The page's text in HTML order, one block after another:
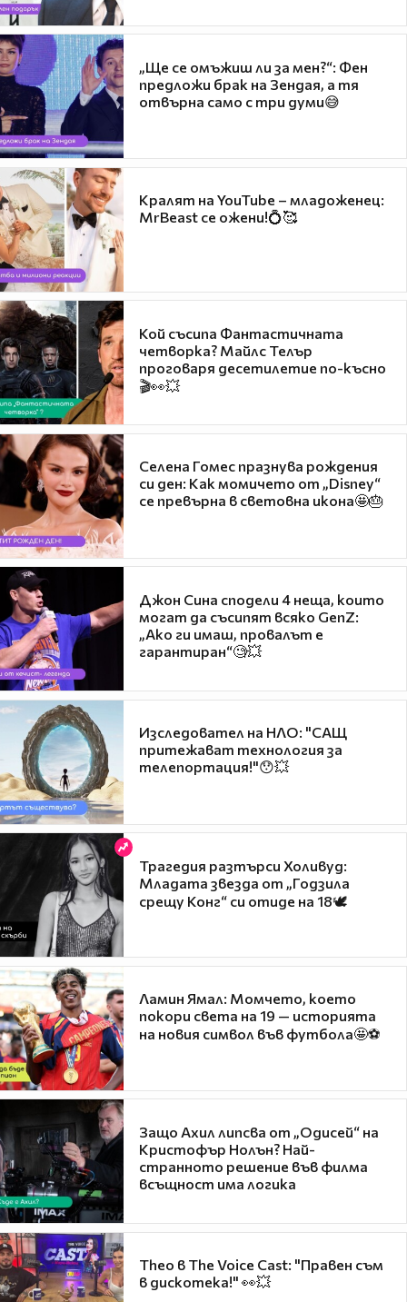
„Ще се омъжиш ли за мен?“: Фен
предложи брак на Зендая, а тя
отвърна само с три думи😅
Кралят на YouTube – младоженец:
MrBeast се ожени!💍🥰
Кой съсипа Фантастичната
четворка? Майлс Телър
проговаря десетилетие по-късно
🎬👀💥
Селена Гомес празнува рождения
си ден: Как момичето от „Disney“
се превърна в световна икона🤩🎂
Джон Сина сподели 4 неща, които
могат да съсипят всяко GenZ:
„Ако ги имаш, провалът е
гарантиран“🧐💥
Изследовател на НЛО: "САЩ
притежават технология за
телепортация!"😯💥
Трагедия разтърси Холивуд:
Младата звезда от „Годзила
срещу Конг“ си отиде на 18🕊️
Ламин Ямал: Момчето, което
покори света на 19 — историята
на новия символ във футбола🤩⚽
Защо Ахил липсва от „Одисей“ на
Кристофър Нолън? Най-
странното решение във филма
всъщност има логика
Theo в The Voice Cast: "Правен съм
в дискотека!" 👀💥